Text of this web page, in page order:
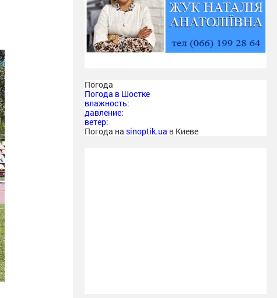
Погода
Погода в Шостке
влажность:
давление:
ветер:
Погода на sinoptik.ua в Киеве